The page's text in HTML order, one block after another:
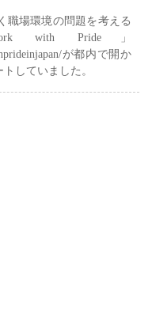
職場環境の問題を考える
Pride」
が都内で開か
していました。